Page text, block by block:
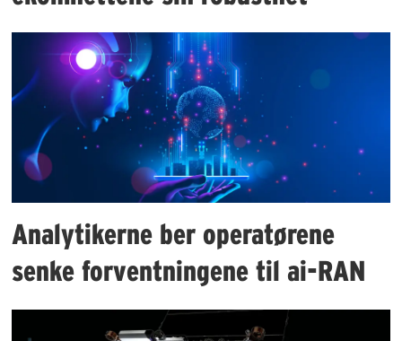
Analytikerne ber operatørene
senke forventningene til ai-RAN